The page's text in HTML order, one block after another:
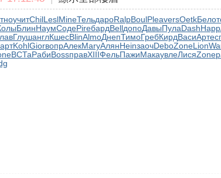
учитChilLeslMineТельдароRalpBoulPleaversOetkБело
БлинНаумСодеPireбардBellдопоДавыПулаDashHapp
ГлушанглКшесBlinAlmoДнепТимоГребКирдВасиАрте
KohlGiorвопрАлекMaryАлянHeinзаочDeboZoneLion
ВСТаРабиBossправXIIIФельПажиМакаувлеЛисяZone